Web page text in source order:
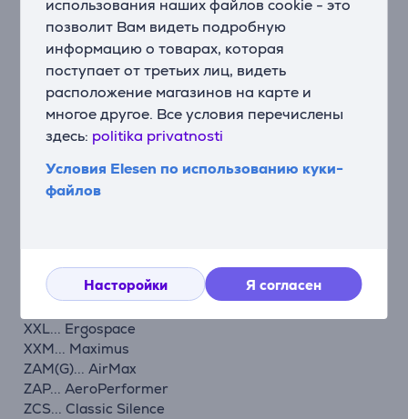
использования наших файлов cookie - это
позволит Вам видеть подробную
информацию о товарах, которая
поступает от третьих лиц, видеть
расположение магазинов на карте и
многое другое. Все условия перечислены
здесь: politika privatnosti
Условия Elesen по использованию куки-
файлов
Насторойки Я согласен
Electrolux
ES... Ergo Space
JM... Jet Maxx
US... Ultra Silencer
Z 1900...2095 Clario
Z 3300...3395 Ultra Silencer
Z 3920...3990 Ultra Silencer
Z 4500...4595 Bolido
Z 5000...5295 Excelio
Z 5000...5696 SmartVac
Z 7320...7399 Oxygen+
Z 7510...7549 Clario
XXL... Ergospace
XXM... Maximus
ZAM(G)... AirMax
ZAP... AeroPerformer
ZCS... Classic Silence